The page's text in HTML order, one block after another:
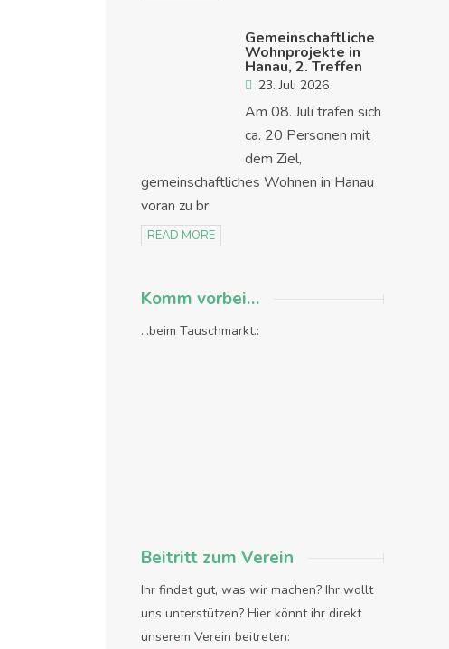
Gemeinschaftliche
Wohnprojekte in
Hanau, 2. Treffen
23. Juli 2026
Am 08. Juli trafen sich
ca. 20 Personen mit
dem Ziel,
gemeinschaftliches Wohnen in Hanau
voran zu br
READ MORE
Komm vorbei…
...beim Tauschmarkt.:
Beitritt zum Verein
Ihr findet gut, was wir machen? Ihr wollt
uns unterstützen? Hier könnt ihr direkt
unserem Verein beitreten: